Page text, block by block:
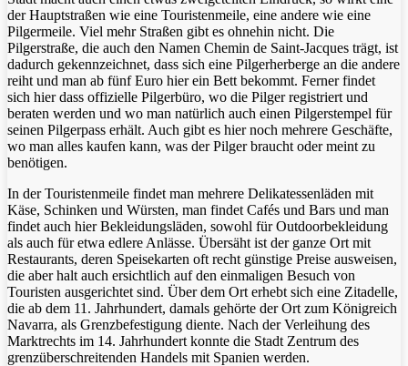
der Hauptstraßen wie eine Touristenmeile, eine andere wie eine
Pilgermeile. Viel mehr Straßen gibt es ohnehin nicht. Die
Pilgerstraße, die auch den Namen Chemin de Saint-Jacques trägt, ist
dadurch gekennzeichnet, dass sich eine Pilgerherberge an die andere
reiht und man ab fünf Euro hier ein Bett bekommt. Ferner findet
sich hier dass offizielle Pilgerbüro, wo die Pilger registriert und
beraten werden und wo man natürlich auch einen Pilgerstempel für
seinen Pilgerpass erhält. Auch gibt es hier noch mehrere Geschäfte,
wo man alles kaufen kann, was der Pilger braucht oder meint zu
benötigen.
In der Touristenmeile findet man mehrere Delikatessenläden mit
Käse, Schinken und Würsten, man findet Cafés und Bars und man
findet auch hier Bekleidungsläden, sowohl für Outdoorbekleidung
als auch für etwa edlere Anlässe. Übersäht ist der ganze Ort mit
Restaurants, deren Speisekarten oft recht günstige Preise ausweisen,
die aber halt auch ersichtlich auf den einmaligen Besuch von
Touristen ausgerichtet sind. Über dem Ort erhebt sich eine Zitadelle,
die ab dem 11. Jahrhundert, damals gehörte der Ort zum Königreich
Navarra, als Grenzbefestigung diente. Nach der Verleihung des
Marktrechts im 14. Jahrhundert konnte die Stadt Zentrum des
grenzüberschreitenden Handels mit Spanien werden.